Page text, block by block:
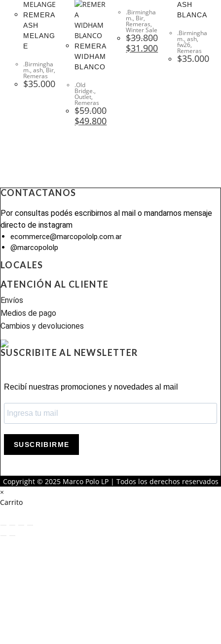
REMERA
ASH
MELANG
E
.Birmingha
m.,ash,Bir,
Remeras
$35.000
REMERA
WIDHAM
BLANCO
.Old
Bridge.,
Outlet,
Remeras
$59.000
El
precio
$49.800El
precio
.Birmingha
m., Bir,
Remeras,
Winter Sale
$39.800
El
precio
$31.900El
precio
actual
ASH
BLANCA
.Birmingha
m.,ash,
fw26,
Remeras
$35.000
CONTACTANOS
Por consultas podés escribirnos al mail o mandarnos mensaje
directo de instagram
ecommerce@marcopololp.com.ar
@marcopololp
LOCALES
ATENCIÓN AL CLIENTE
Envíos
Medios de pago
Cambios y devoluciones
SUSCRIBITE AL NEWSLETTER
Recibí nuestras promociones y novedades al mail
SUSCRIBIRME
Copyright © 2025 Marco Polo LP | Todos los derechos reservados
×
Carrito